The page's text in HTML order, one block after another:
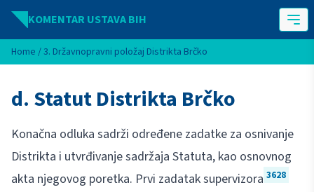
Idi na sadržaj
KOMENTAR USTAVA BIH
Home /3. Državnopravni položaj Distrikta Brčko
d. Statut Distrikta Brčko
Konačna odluka sadrži određene zadatke za osnivanje
Distrikta i utvrđivanje sadržaja Statuta, kao osnovnog
akta njegovog poretka. Prvi zadatak supervizora 3628